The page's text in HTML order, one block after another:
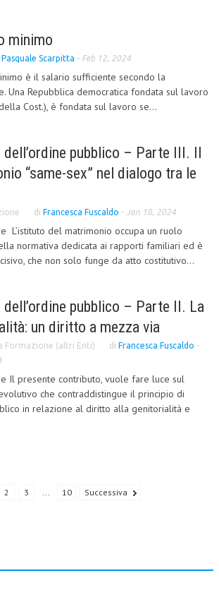
minimo
Pasquale Scarpitta - Feb 12, 2024
è il salario sufficiente secondo la
Una Repubblica democratica fondata sul lavoro
Cost.), è fondata sul lavoro se...
dell’ordine pubblico – Parte III. Il
“same-sex” nel dialogo tra le
di Francesca Fuscaldo - Jan 18, 2024
L’istituto del matrimonio occupa un ruolo
normativa dedicata ai rapporti familiari ed è
che non solo funge da atto costitutivo...
dell’ordine pubblico – Parte II. La
un diritto a mezza via
Formazione (altri Enti) di Francesca Fuscaldo -
Il presente contributo, vuole fare luce sul
che contraddistingue il principio di
in relazione al diritto alla genitorialità e
2 3 ... 10 Successiva